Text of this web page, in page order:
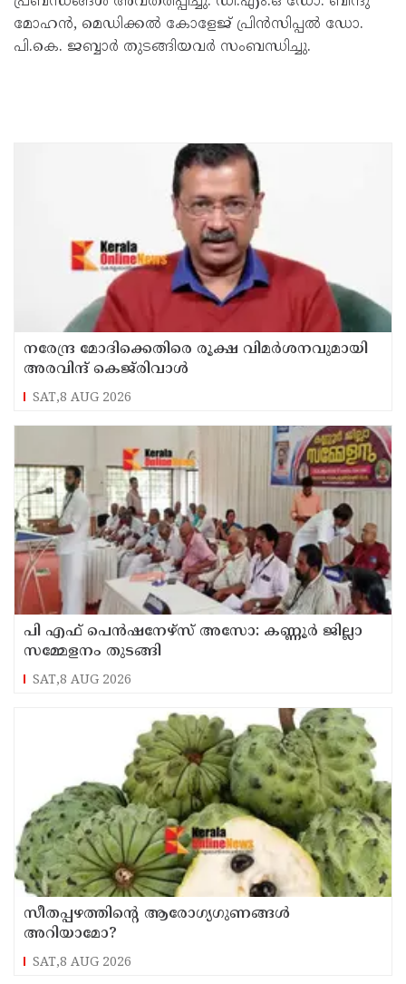
മോഹൻ, മെഡിക്കൽ കോളേജ് പ്രിൻസിപ്പൽ ഡോ.
പി.കെ. ജബ്ബാർ തുടങ്ങിയവർ സംബന്ധിച്ചു.
നരേന്ദ്ര മോദിക്കെതിരെ രൂക്ഷ വിമർശനവുമായി
അരവിന്ദ് കെജ്‌രിവാൾ
SAT,8 AUG 2026
പി എഫ് പെൻഷനേഴ്സ് അസോ: കണ്ണൂർ ജില്ലാ
സമ്മേളനം തുടങ്ങി
SAT,8 AUG 2026
സീതപ്പഴത്തിന്റെ ആരോഗ്യഗുണങ്ങൾ
അറിയാമോ?
SAT,8 AUG 2026